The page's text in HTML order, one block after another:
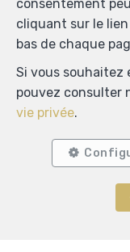
consentement
cliquant sur le
bas de chaque
Si vous souhaitez
pouvez consulter
vie privée.